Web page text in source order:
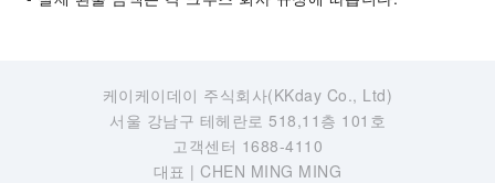
케이케이데이 주식회사(KKday Co., Ltd)
서울 강남구 테헤란로 518,11층 101호
고객센터 1688-4110
대표 | CHEN MING MING